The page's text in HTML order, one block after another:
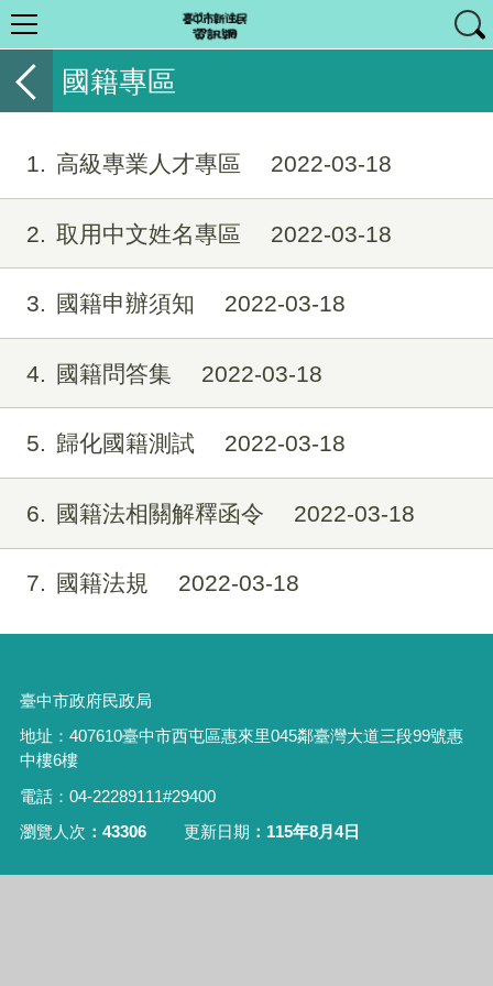
國籍專區
1 高級專業人才專區 2022-03-18
2 取用中文姓名專區 2022-03-18
3 國籍申辦須知 2022-03-18
4 國籍問答集 2022-03-18
5 歸化國籍測試 2022-03-18
6 國籍法相關解釋函令 2022-03-18
7 國籍法規 2022-03-18
臺中市政府民政局
地址： 407610臺中市西屯區惠來里045鄰臺灣大道三段99號惠
中樓6樓
電話： 04-22289111#29400
瀏覽人次
43306 更新日期 115年8月4日